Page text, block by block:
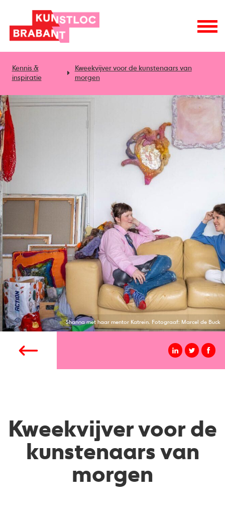
Kennis &
inspiratie
Kweekvijver voor de kunstenaars van
morgen
Shanna met haar mentor Katrein. Fotograaf: Marcel de Buck
Kweekvijver voor de
kunstenaars van
morgen